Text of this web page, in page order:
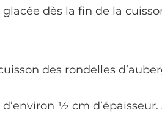
dès la fin de la
des rondelles
½ cm d’épaisseur.